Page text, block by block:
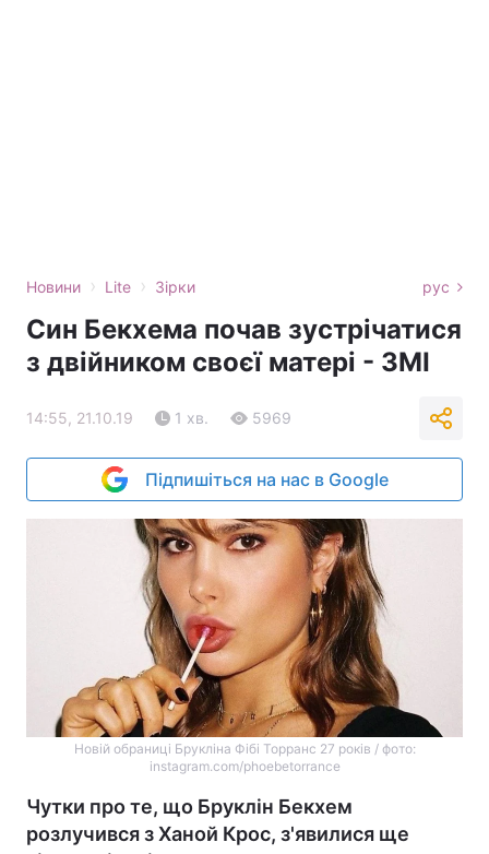
Новини › Lite › Зірки рус
Син Бекхема почав зустрічатися
з двійником своєї матері - ЗМІ
14:55, 21.10.19 1 хв. 5969
Підпишіться на нас в Google
Новій обраниці Брукліна Фібі Торранс 27 років / фото:
instagram.com/phoebetorrance
Чутки про те, що Бруклін Бекхем
розлучився з Ханой Крос, з'явилися ще